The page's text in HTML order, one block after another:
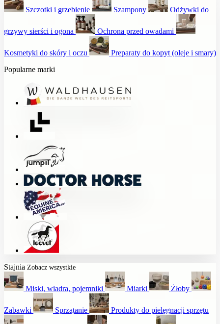
Szczotki i grzebienie Szampony Odżywki do
grzywy sierści i ogona Ochrona przed owadami
Kosmetyki do skóry i oczu
Preparaty do kopyt (oleje i smary)
Popularne marki
Stajnia Zobacz wszystkie
Miski, wiadra, pojemniki Miarki Żłoby
Zabawki Sprzątanie Produkty do pielęgnacji sprzętu